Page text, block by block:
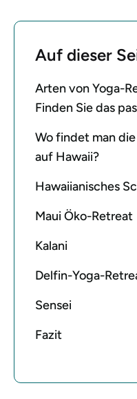
Auf dieser
Arten von Yoga-
Finden Sie das
Wo findet man
auf Hawaii?
Hawaiianisches
Maui Öko-Retreat
Kalani
Delfin-Yoga-
Sensei
Fazit